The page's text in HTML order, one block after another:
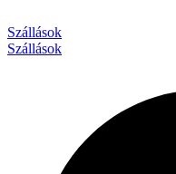
Szállások
Szállások